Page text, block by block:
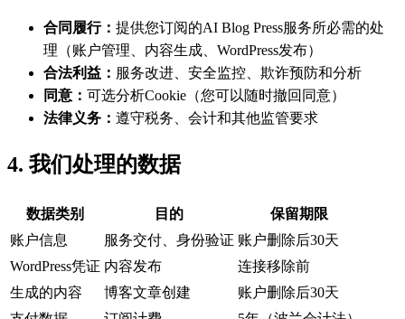
合同履行： 提供您订阅的AI Blog Press服务所必需的处
理（账户管理、内容生成、WordPress发布）
合法利益： 服务改进、安全监控、欺诈预防和分析
同意： 可选分析Cookie（您可以随时撤回同意）
法律义务： 遵守税务、会计和其他监管要求
4. 我们处理的数据
数据类别 目的
保留期限
账户信息
服务交付、身份验证 账户删除后30天
WordPress凭证 内容发布
连接移除前
生成的内容
博客文章创建
账户删除后30天